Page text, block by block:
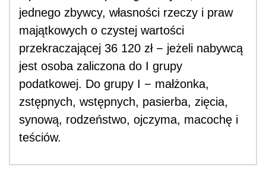
jednego zbywcy, własności rzeczy i praw
majątkowych o czystej wartości
przekraczającej 36 120 zł − jeżeli nabywcą
jest osoba zaliczona do I grupy
podatkowej. Do grupy I − małżonka,
zstępnych, wstępnych, pasierba, zięcia,
synową, rodzeństwo, ojczyma, macochę i
teściów.